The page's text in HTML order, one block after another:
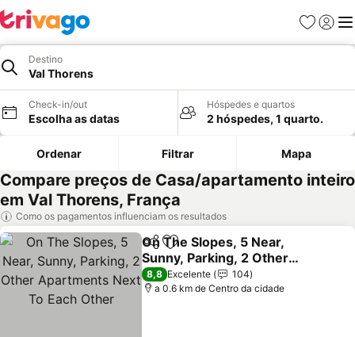
Favoritos
Iniciar
Destino
Val Thorens
Check-in/out
Escolha as datas
Hóspedes e quartos
2 hóspedes, 1 quarto.
Ordenar Filtrar Mapa
Compare preços de Casa/apartamento inteiro
em Val Thorens, França
Como os pagamentos influenciam os resultados
PartilharAdicionar aos favoritos
On The Slopes, 5 Near,
Sunny, Parking, 2 Other
Apartments Next To Each
Other
8,8 Excelente
104
a 0.6 km de Centro da cidade